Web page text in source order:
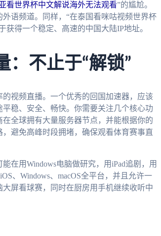
看世界杯中文解说海外无法观看”的尴尬。
语频道。同样，“在泰国看咪咕视频世界杯
得一个稳定、高速的中国大陆IP地址。
：不止于“解锁”
视频直播。一个优秀的回国加速器，应该
稳、安全、畅快。你需要关注几个核心功
全球拥有大量服务器节点，并能根据你的
避免高峰时段拥堵，确保观看体育赛事直
在用Windows电脑做研究，用iPad追剧，用
、Windows、macOS全平台，并且允许一
屏看球赛，同时在厨房用手机继续收听中